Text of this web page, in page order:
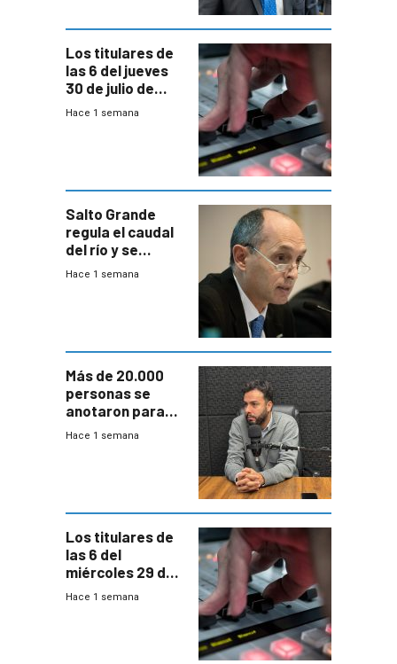
Los titulares de
las 6 del jueves
30 de julio de
2026
Hace 1 semana
Salto Grande
regula el caudal
del río y se
prepara para un
Hace 1 semana
Más de 20.000
personas se
anotaron para
las pruebas
Hace 1 semana
Los titulares de
las 6 del
miércoles 29 de
julio de 2026
Hace 1 semana